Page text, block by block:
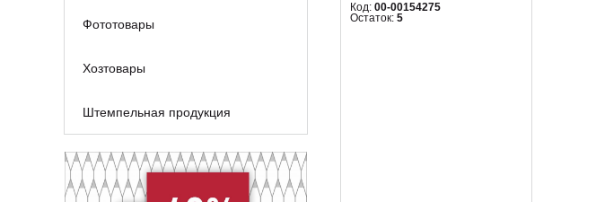
Фототовары
Хозтовары
Штемпельная продукция
Код: 00-00154275
Остаток: 5